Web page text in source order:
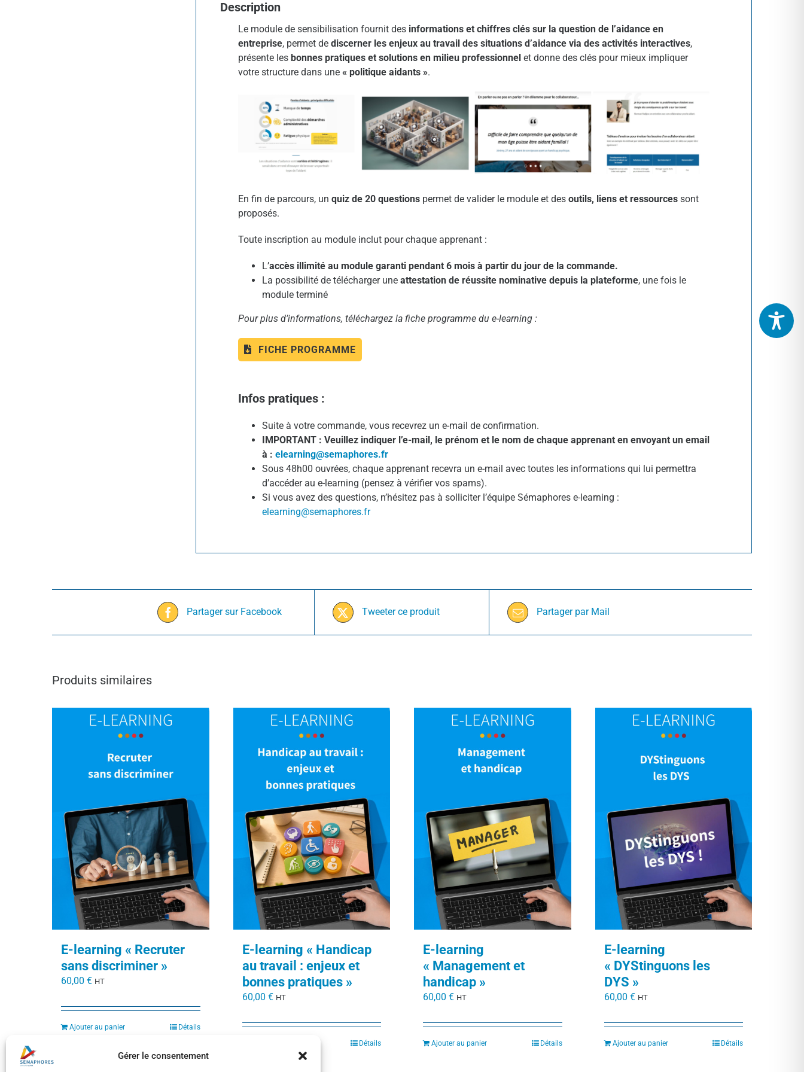
Gérer le consentement
Description
Le module de sensibilisation fournit des informations et chiffres clés sur la question de l’aidance en
entreprise, permet de discerner les enjeux au travail des situations d’aidance via des activités interactives,
présente les bonnes pratiques et solutions en milieu professionnelet donne des clés pour mieux impliquer
votre structure dans une « politique aidants ».
En fin de parcours, un quiz de 20 questionspermet de valider le module et des outils, liens et ressourcessont
proposés.
Toute inscription au module inclut pour chaque apprenant :
L’accès illimité au module garanti pendant 6 mois à partir du jour de la commande.
La possibilité de télécharger une attestation de réussite nominative depuis la plateforme, une fois le
module terminé
Pour plus d’informations, téléchargez la fiche programme du e-learning :
FICHE PROGRAMME
Infos pratiques :
Suite à votre commande, vous recevrez un e-mail de confirmation.
IMPORTANT : Veuillez indiquer l’e-mail, le prénom et le nom de chaque apprenant en envoyant un email
à : elearning@semaphores.fr
Sous 48h00 ouvrées, chaque apprenant recevra un e-mail avec toutes les informations qui lui permettra
d’accéder au e-learning (pensez à vérifier vos spams).
Si vous avez des questions, n’hésitez pas à solliciter l’équipe Sémaphores e-learning :
elearning@semaphores.fr
Partager sur Facebook Tweeter ce produit Partager par Mail
Produits similaires
E-learning « Recruter
sans discriminer »
60,00 € HT
Ajouter au panier Détails
E-learning « Handicap
au travail : enjeux et
bonnes pratiques »
60,00 € HT
Détails
E-learning
« Management et
handicap »
60,00 € HT
Ajouter au panier Détails
E-learning
« DYStinguons les
DYS »
60,00 € HT
Ajouter au panier Détails